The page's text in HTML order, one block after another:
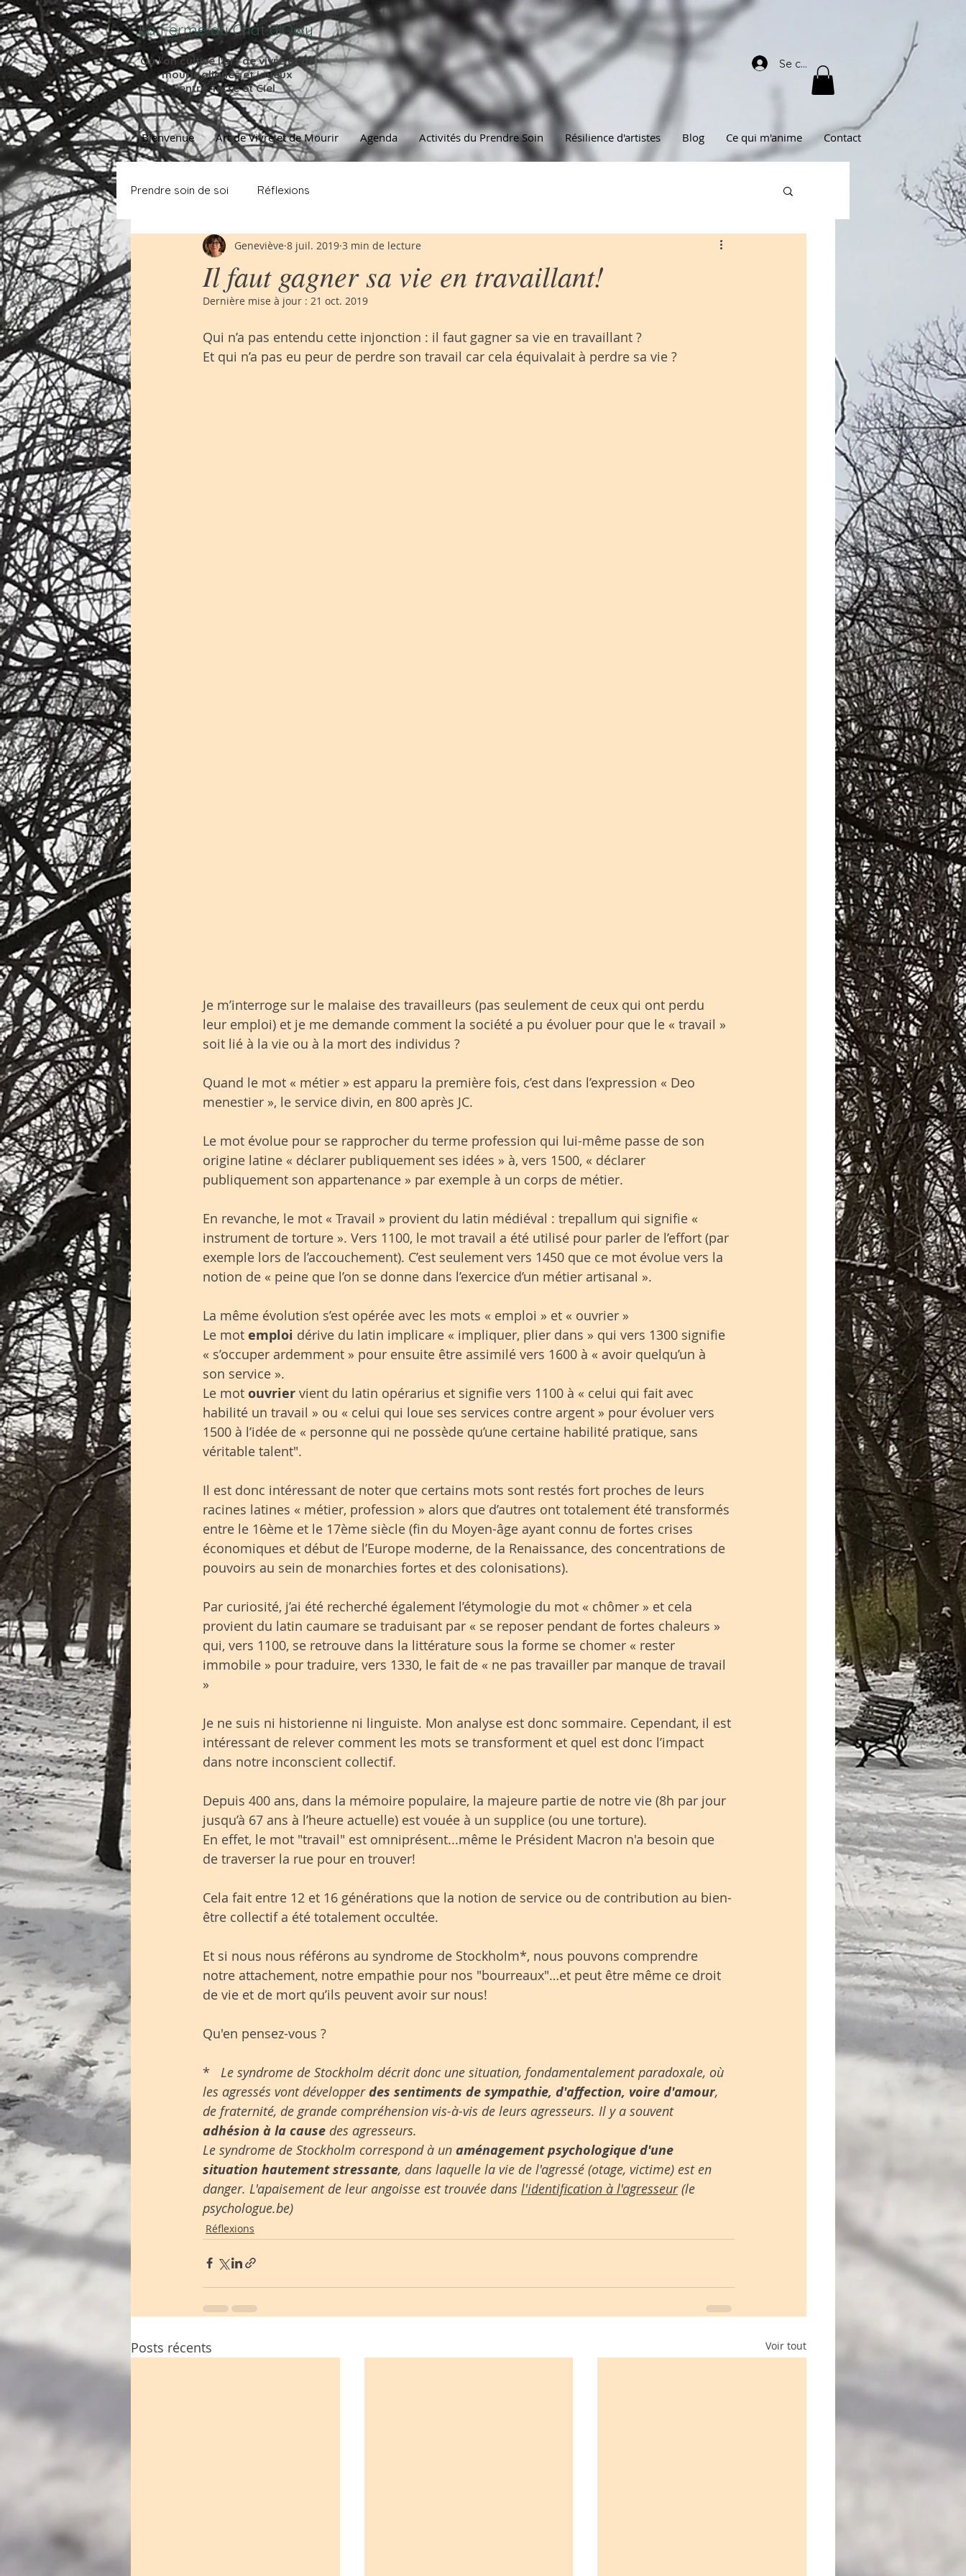
La Ferme du Chat d'Owy
Où l'on cultive l'art de vivre et de
mouriralignés et joyeux
entre Terre et Ciel
Se connecter
Bienvenue Art de Vivre et de Mourir Agenda Activités du Prendre Soin Résilience d'artistes Blog Ce qui m'anime Contact
Prendre soin de soi Réflexions
Il faut gagner sa vie en travaillant!
Geneviève 8 juil. 2019 3 min de lecture
Dernière mise à jour : 21 oct. 2019
Qui n’a pas entendu cette injonction : il faut gagner sa vie en travaillant ?
Et qui n’a pas eu peur de perdre son travail car cela équivalait à perdre sa vie ?
Je m’interroge sur le malaise des travailleurs (pas seulement de ceux qui ont perdu
leur emploi) et je me demande comment la société a pu évoluer pour que le « travail »
soit lié à la vie ou à la mort des individus ?
Quand le mot « métier » est apparu la première fois, c’est dans l’expression « Deo
menestier », le service divin, en 800 après JC.
Le mot évolue pour se rapprocher du terme profession qui lui-même passe de son
origine latine « déclarer publiquement ses idées » à, vers 1500, « déclarer
publiquement son appartenance » par exemple à un corps de métier.
En revanche, le mot « Travail » provient du latin médiéval : trepallum qui signifie «
instrument de torture ». Vers 1100, le mot travail a été utilisé pour parler de l’effort (par
exemple lors de l’accouchement). C’est seulement vers 1450 que ce mot évolue vers la
notion de « peine que l’on se donne dans l’exercice d’un métier artisanal ».
La même évolution s’est opérée avec les mots « emploi » et « ouvrier »
Le mot emploi dérive du latin implicare « impliquer, plier dans » qui vers 1300 signifie
« s’occuper ardemment » pour ensuite être assimilé vers 1600 à « avoir quelqu’un à
son service ».
Le mot ouvrier vient du latin opérarius et signifie vers 1100 à « celui qui fait avec
habilité un travail » ou « celui qui loue ses services contre argent » pour évoluer vers
1500 à l’idée de « personne qui ne possède qu’une certaine habilité pratique, sans
véritable talent".
Il est donc intéressant de noter que certains mots sont restés fort proches de leurs
racines latines « métier, profession » alors que d’autres ont totalement été transformés
entre le 16ème et le 17ème siècle (fin du Moyen-âge ayant connu de fortes crises
économiques et début de l’Europe moderne, de la Renaissance, des concentrations de
pouvoirs au sein de monarchies fortes et des colonisations).
Par curiosité, j’ai été recherché également l’étymologie du mot « chômer » et cela
provient du latin caumare se traduisant par « se reposer pendant de fortes chaleurs »
qui, vers 1100, se retrouve dans la littérature sous la forme se chomer « rester
immobile » pour traduire, vers 1330, le fait de « ne pas travailler par manque de travail
»
Je ne suis ni historienne ni linguiste. Mon analyse est donc sommaire. Cependant, il est
intéressant de relever comment les mots se transforment et quel est donc l’impact
dans notre inconscient collectif.
Depuis 400 ans, dans la mémoire populaire, la majeure partie de notre vie (8h par jour
jusqu’à 67 ans à l’heure actuelle) est vouée à un supplice (ou une torture).
En effet, le mot "travail" est omniprésent...même le Président Macron n'a besoin que
de traverser la rue pour en trouver!
Cela fait entre 12 et 16 générations que la notion de service ou de contribution au bien-
être collectif a été totalement occultée.
Et si nous nous référons au syndrome de Stockholm*, nous pouvons comprendre
notre attachement, notre empathie pour nos "bourreaux"…et peut être même ce droit
de vie et de mort qu’ils peuvent avoir sur nous!
Qu'en pensez-vous ?
*
Le syndrome de Stockholm décrit donc une situation, fondamentalement paradoxale, où
les agressés vont développer des sentiments de sympathie, d'affection, voire d'amour,
de fraternité, de grande compréhension vis-à-vis de leurs agresseurs. Il y a souvent
adhésion à la cause des agresseurs.
Le syndrome de Stockholm correspond à un aménagement psychologique d'une
situation hautement stressante, dans laquelle la vie de l'agressé (otage, victime) est en
danger. L'apaisement de leur angoisse est trouvée dans l'identification à l'agresseur (le
psychologue.be)
Réflexions
Posts récents Voir tout